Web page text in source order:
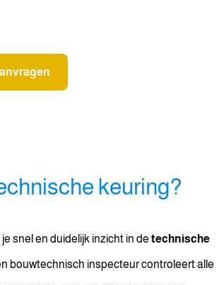
keuring?
snel en duidelijk inzicht in de technische
bouwtechnisch inspecteur controleert alle